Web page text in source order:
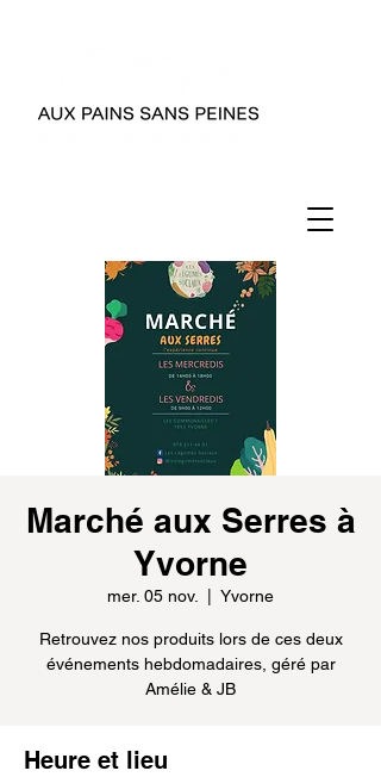
Marché aux Serres à
Yvorne
mer. 05 nov. Yvorne
Retrouvez nos produits lors de ces deux
événements hebdomadaires, géré par
Amélie & JB
Heure et lieu